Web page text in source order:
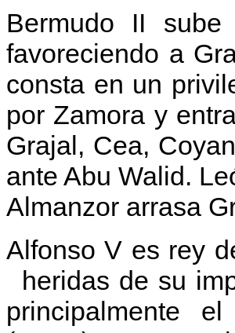
Bermudo II
favoreciendo a
consta en un
por Zamora y
Grajal, Cea,
ante Abu Walid.
Almanzor arrasa
Alfonso V es rey
heridas de su
principalmente